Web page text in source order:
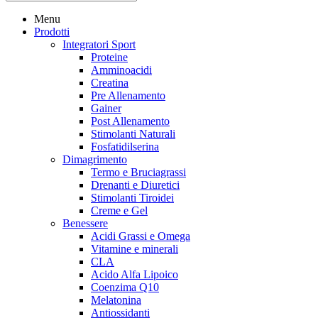
Menu
Prodotti
Integratori Sport
Proteine
Amminoacidi
Creatina
Pre Allenamento
Gainer
Post Allenamento
Stimolanti Naturali
Fosfatidilserina
Dimagrimento
Termo e Bruciagrassi
Drenanti e Diuretici
Stimolanti Tiroidei
Creme e Gel
Benessere
Acidi Grassi e Omega
Vitamine e minerali
CLA
Acido Alfa Lipoico
Coenzima Q10
Melatonina
Antiossidanti